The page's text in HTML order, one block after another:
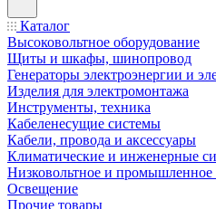
Каталог
Высоковольтное оборудование
Щиты и шкафы, шинопровод
Генераторы электроэнергии и
Изделия для электромонтажа
Инструменты, техника
Кабеленесущие системы
Кабели, провода и аксессуары
Климатические и инженерные
Низковольтное и промышленное
Освещение
Прочие товары